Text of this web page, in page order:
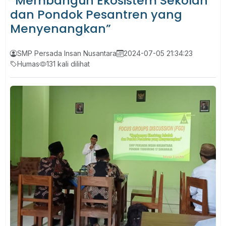
dan Pondok Pesantren yang
Menyenangkan”
SMP Persada Insan Nusantara
2024-07-05 21:34:23
Humas
131 kali dilihat